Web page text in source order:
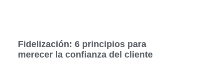
Fidelización: 6 principios para
merecer la confianza del cliente